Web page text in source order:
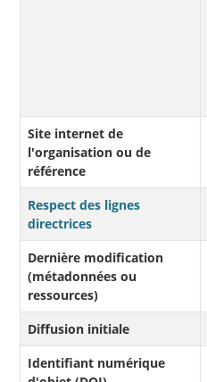
Site internet de
l'organisation ou de
référence
Respect des lignes
directrices
Dernière modification
(métadonnées ou
ressources)
Diffusion initiale
Identifiant numérique